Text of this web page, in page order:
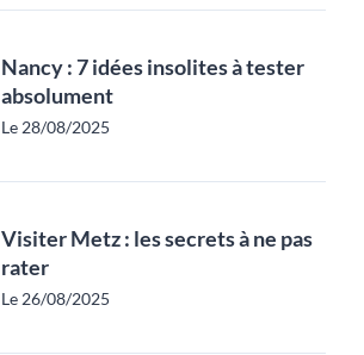
Nancy : 7 idées insolites à tester
absolument
Le 28/08/2025
Visiter Metz : les secrets à ne pas
rater
Le 26/08/2025